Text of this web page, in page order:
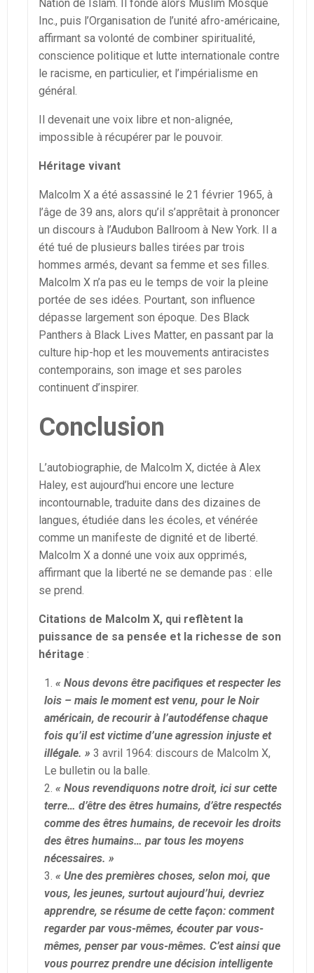
Nation de Islam. Il fonde alors Muslim Mosque
Inc., puis l’Organisation de l’unité afro-américaine,
affirmant sa volonté de combiner spiritualité,
conscience politique et lutte internationale contre
le racisme, en particulier, et l’impérialisme en
général.
Il devenait une voix libre et non-alignée,
impossible à récupérer par le pouvoir.
Héritage vivant
Malcolm X a été assassiné le 21 février 1965, à
l’âge de 39 ans, alors qu’il s’apprêtait à prononcer
un discours à l’Audubon Ballroom à New York. Il a
été tué de plusieurs balles tirées par trois
hommes armés, devant sa femme et ses filles.
Malcolm X n’a pas eu le temps de voir la pleine
portée de ses idées. Pourtant, son influence
dépasse largement son époque. Des Black
Panthers à Black Lives Matter, en passant par la
culture hip-hop et les mouvements antiracistes
contemporains, son image et ses paroles
continuent d’inspirer.
Conclusion
L’autobiographie, de Malcolm X, dictée à Alex
Haley, est aujourd’hui encore une lecture
incontournable, traduite dans des dizaines de
langues, étudiée dans les écoles, et vénérée
comme un manifeste de dignité et de liberté.
Malcolm X a donné une voix aux opprimés,
affirmant que la liberté ne se demande pas : elle
se prend.
Citations de Malcolm X, qui reflètent la
puissance de sa pensée et la richesse de son
héritage :
« Nous devons être pacifiques et respecter les
lois – mais le moment est venu, pour le Noir
américain, de recourir à l’autodéfense chaque
fois qu’il est victime d’une agression injuste et
illégale. » 3 avril 1964: discours de Malcolm X,
Le bulletin ou la balle.
« Nous revendiquons notre droit, ici sur cette
terre… d’être des êtres humains, d’être respectés
comme des êtres humains, de recevoir les droits
des êtres humains… par tous les moyens
nécessaires. »
« Une des premières choses, selon moi, que
vous, les jeunes, surtout aujourd’hui, devriez
apprendre, se résume de cette façon: comment
regarder par vous-mêmes, écouter par vous-
mêmes, penser par vous-mêmes. C’est ainsi que
vous pourrez prendre une décision intelligente